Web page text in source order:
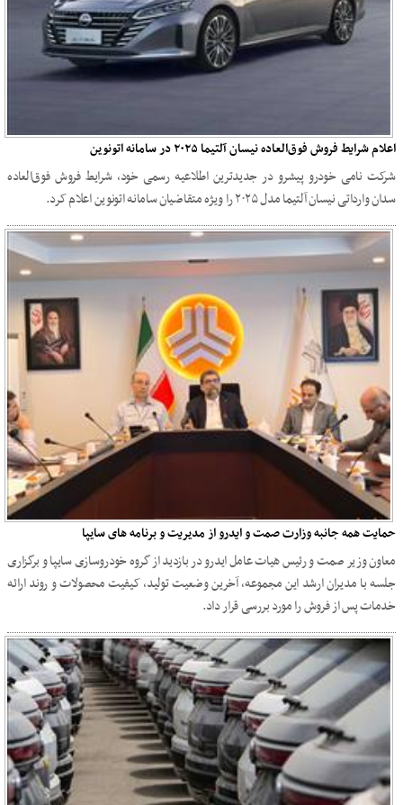
اعلام شرایط فروش فوق‌العاده نیسان آلتیما ۲۰۲۵ در سامانه اتونوین
شرکت نامی خودرو پیشرو در جدیدترین اطلاعیه رسمی خود، شرایط فروش فوق‌العاده
سدان وارداتی نیسان آلتیما مدل ۲۰۲۵ را ویژه متقاضیان سامانه اتونوین اعلام کرد.
حمایت همه جانبه وزارت صمت و ایدرو از مدیریت و برنامه های سایپا
معاون وزیر صمت و رئیس هیات عامل ایدرو در بازدید از گروه خودروسازی سایپا و برگزاری
جلسه با مدیران ارشد این مجموعه، آخرین وضعیت تولید، کیفیت محصولات و روند ارائه
خدمات پس از فروش را مورد بررسی قرار داد.